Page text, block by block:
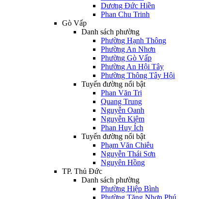
Dương Đức Hiền
Phan Chu Trinh
Gò Vấp
Danh sách phường
Phường Hạnh Thông
Phường An Nhơn
Phường Gò Vấp
Phường An Hội Tây
Phường Thông Tây Hội
Tuyến đường nổi bật
Phan Văn Trị
Quang Trung
Nguyễn Oanh
Nguyễn Kiệm
Phan Huy Ích
Tuyến đường nổi bật
Phạm Văn Chiêu
Nguyễn Thái Sơn
Nguyên Hồng
TP. Thủ Đức
Danh sách phường
Phường Hiệp Bình
Phường Tăng Nhơn Phú